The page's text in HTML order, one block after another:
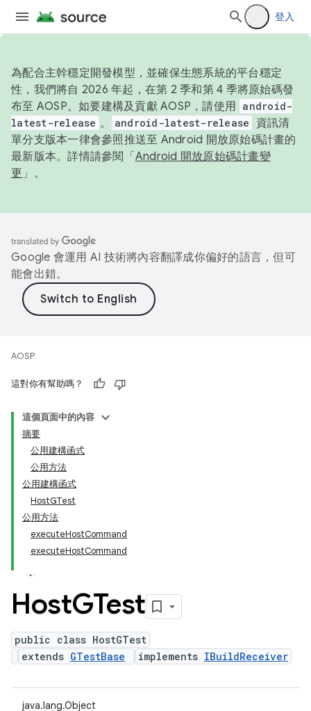
登入
為配合主幹穩定開發模型，並確保生態系統的平台穩定
性，我們將自 2026 年起，在第 2 季和第 4 季將原始碼發
布至 AOSP。如要建構及貢獻 AOSP，請使用 android-
latest-release 。 android-latest-release
資訊清
單分支版本一律會參照推送至 Android 開放原始碼計畫的
最新版本。詳情請參閱「 Android 開放原始碼計畫變
更 」。
Google 會運用 AI 技術將內容翻譯成你偏好的語言，但可
能會出錯。
AOSP
這對你有幫助嗎？
這個頁面中的內容
摘要
公用建構函式
公用方法
公用建構函式
HostGTest
公用方法
executeHostCommand
executeHostCommand
HostGTest
public class HostGTest
extends GTestBase implements IBuildReceiver
java.lang.Object